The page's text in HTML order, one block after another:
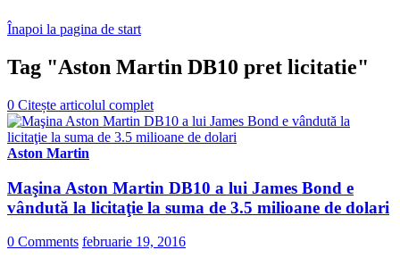
Înapoi la pagina de start
Tag "Aston Martin DB10 pret licitatie"
0 Citește articolul complet
Aston Martin
Maşina Aston Martin DB10 a lui James Bond e
vândută la licitaţie la suma de 3.5 milioane de dolari
0 Comments februarie 19, 2016